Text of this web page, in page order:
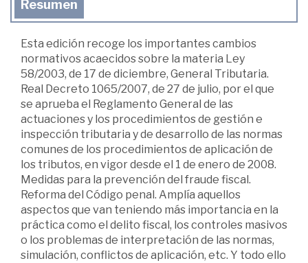
Resumen
Esta edición recoge los importantes cambios
normativos acaecidos sobre la materia Ley
58/2003, de 17 de diciembre, General Tributaria.
Real Decreto 1065/2007, de 27 de julio, por el que
se aprueba el Reglamento General de las
actuaciones y los procedimientos de gestión e
inspección tributaria y de desarrollo de las normas
comunes de los procedimientos de aplicación de
los tributos, en vigor desde el 1 de enero de 2008.
Medidas para la prevención del fraude fiscal.
Reforma del Código penal. Amplía aquellos
aspectos que van teniendo más importancia en la
práctica como el delito fiscal, los controles masivos
o los problemas de interpretación de las normas,
simulación, conflictos de aplicación, etc. Y todo ello